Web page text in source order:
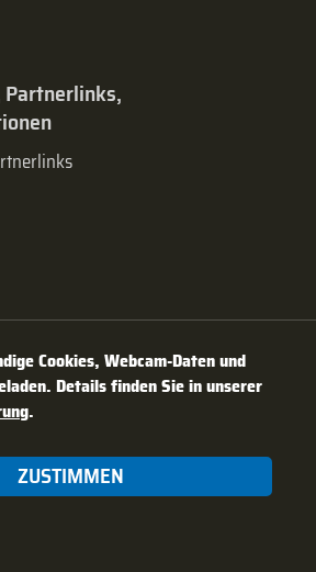
Cookies, Webcam-Daten und
Details finden Sie in unserer
.
ZUSTIMMEN